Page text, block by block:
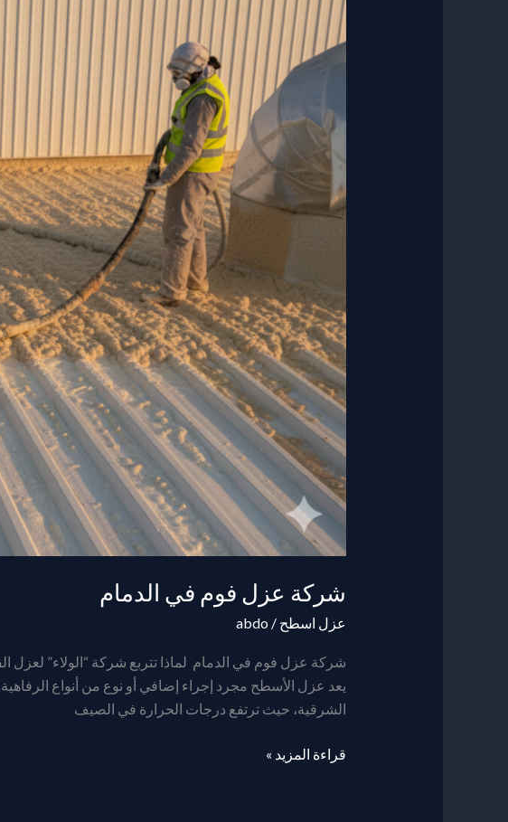
شركة عزل فوم في الدمام
عزل اسطح /
abdo
شركة عزل فوم في الدمام لماذا تتربع شركة “الولاء” لعزل
يعد عزل الأسطح مجرد إجراء إضافي أو نوع من أنواع
الشرقية، حيث ترتفع درجات الحرارة في الصيف
الدمام
قراءة المزيد »